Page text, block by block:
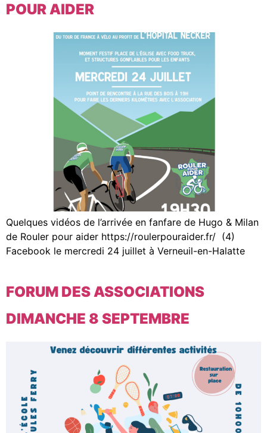
POUR AIDER
Quelques vidéos de l’arrivée en fanfare de Hugo & Milan
de Rouler pour aider https://roulerpouraider.fr/ (4)
Facebook le mercredi 24 juillet à Verneuil-en-Halatte
FORUM DES ASSOCIATIONS
DIMANCHE 8 SEPTEMBRE